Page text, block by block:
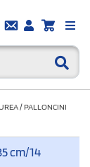
/PALLONCINI
cm/14